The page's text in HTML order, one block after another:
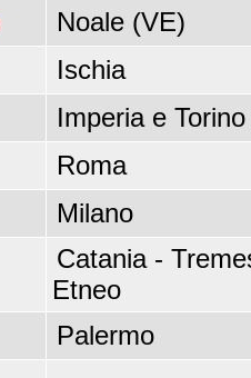
Noale (VE)
Ischia
Imperia e Torino
Roma
Milano
Catania -
Etneo
Palermo